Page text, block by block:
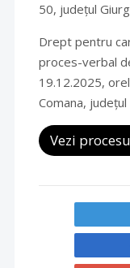
50, județul
Drept pentru
proces-verbal
19.12.2025,
Comana, județul
Vezi